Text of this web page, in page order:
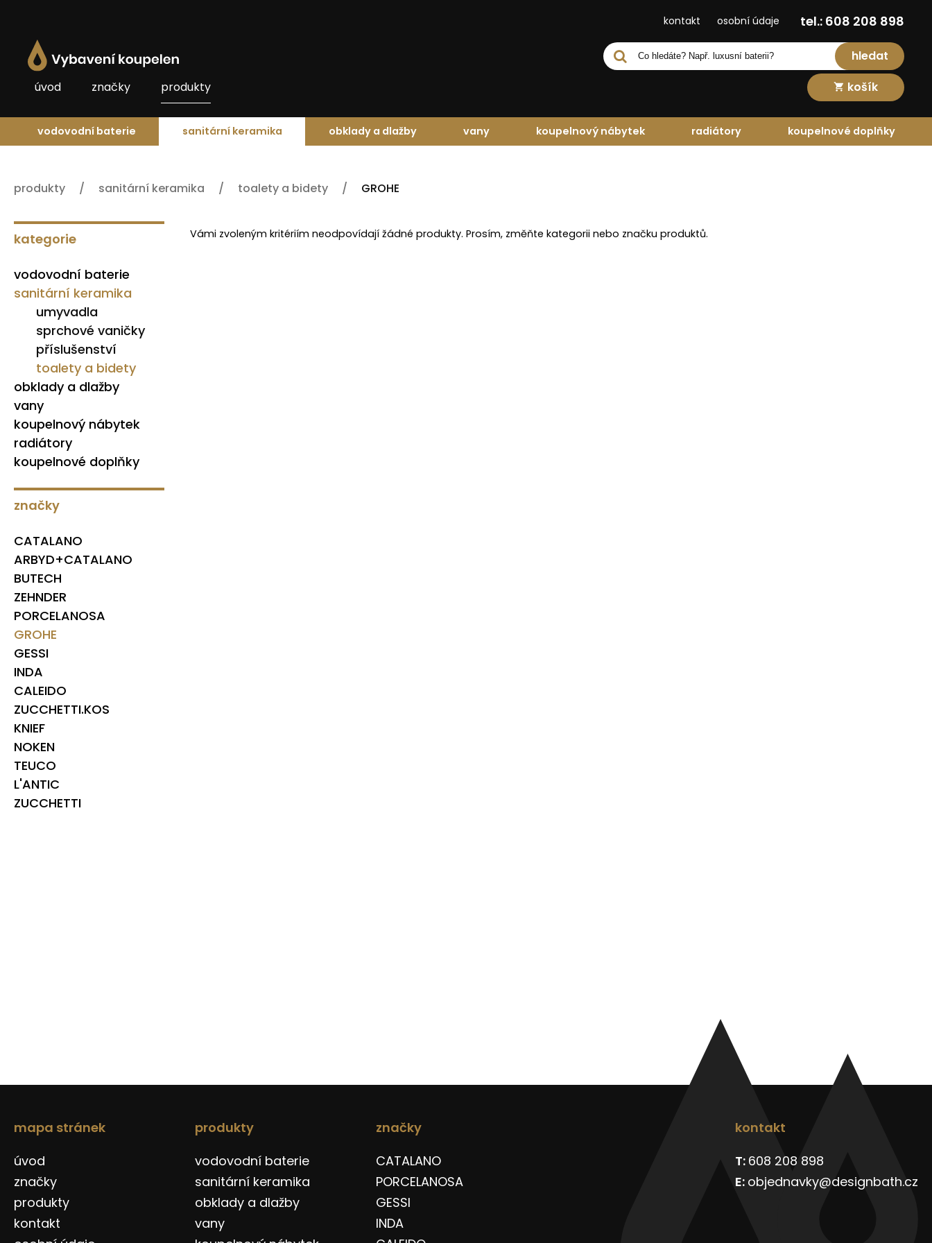
tel.: 608 208 898
kontakt osobní údaje
úvod značky produkty
hledat
košík
vodovodní baterie sanitární keramika obklady a dlažby vany koupelnový nábytek radiátory koupelnové doplňky
produkty sanitární keramika toalety a bidety GROHE
kategorie
vodovodní baterie
sanitární keramika
umyvadla
sprchové vaničky
příslušenství
toalety a bidety
obklady a dlažby
vany
koupelnový nábytek
radiátory
koupelnové doplňky
značky
CATALANO
ARBYD+CATALANO
BUTECH
ZEHNDER
PORCELANOSA
GROHE
GESSI
INDA
CALEIDO
ZUCCHETTI.KOS
KNIEF
NOKEN
TEUCO
L'ANTIC
ZUCCHETTI
Vámi zvoleným kritériím neodpovídají žádné produkty. Prosím, změňte kategorii nebo značku produktů.
mapa stránek
úvod
značky
produkty
kontakt
produkty
vodovodní baterie
sanitární keramika
obklady a dlažby
vany
značky
CATALANO
PORCELANOSA
GESSI
INDA
kontakt
608 208 898
objednavky@designbath.cz